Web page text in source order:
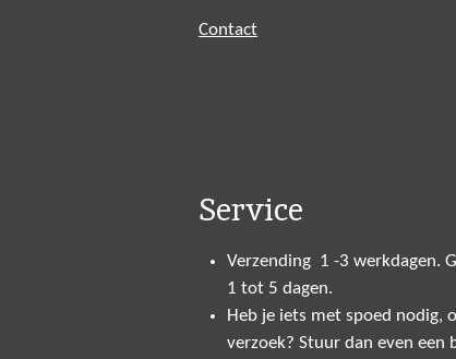
Contact
Service
Verzending 1 -3 werkdagen.
1 tot 5 dagen.
Heb je iets met spoed nodig,
verzoek? Stuur dan even een